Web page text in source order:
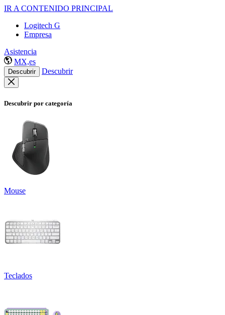
IR A CONTENIDO PRINCIPAL
Logitech G
Empresa
Asistencia
MX,es
Descubrir Descubrir
Descubrir por categoría
Mouse
Teclados